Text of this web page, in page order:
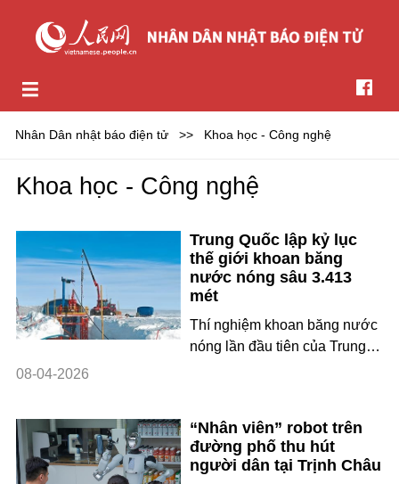
Nhân Dân nhật báo điện tử >> Khoa học - Công nghệ
Khoa học - Công nghệ
Trung Quốc lập kỷ lục
thế giới khoan băng
nước nóng sâu 3.413
mét
Thí nghiệm khoan băng nước
nóng lần đầu tiên của Trung
Theo Bộ Tài nguyên thiên
nhiên Trung Quốc công bố,
nhóm thám hiểm Nam Cực
08-04-2026
“Nhân viên” robot trên
đường phố thu hút
người dân tại Trịnh Châu